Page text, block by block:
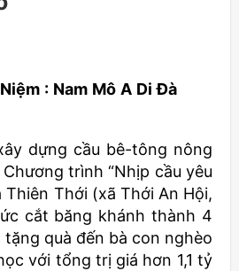
: Nam Mô A Di Đà
dựng cầu bê-tông nông
trình “Nhịp cầu yêu
Thiên Thới (xã Thới An Hội,
cắt băng khánh thành 4
quà đến bà con nghèo
với tổng trị giá hơn 1,1 tỷ